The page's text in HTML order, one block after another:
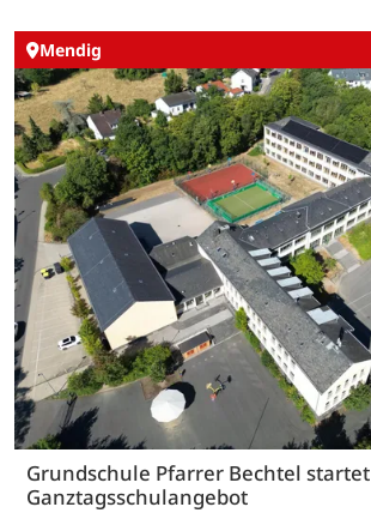
Mendig
Grundschule Pfarrer Bechtel startet
Ganztagsschulangebot